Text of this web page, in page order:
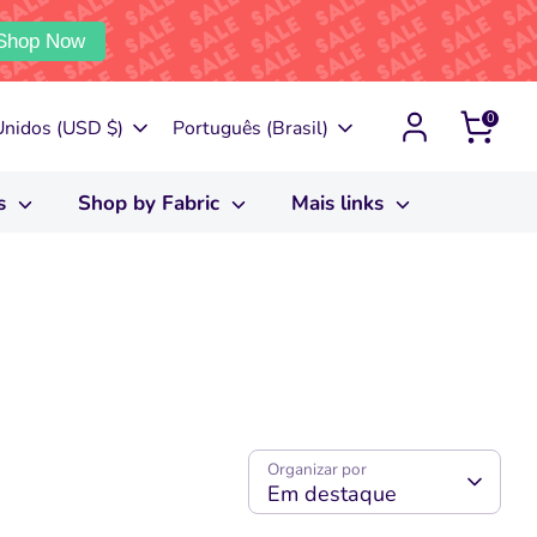
Now
(USD $) Idioma
Português (Brasil) 0
Shop by Fabric Mais links
Organizar por
Em destaque